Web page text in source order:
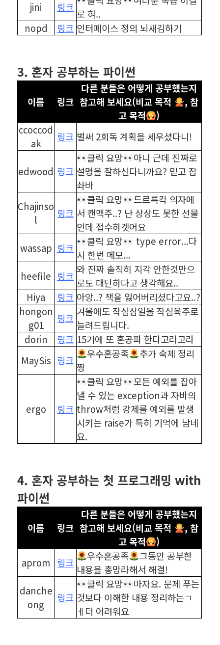
jini 링크
로 혀..
nopd
링크 인터페이스 정의 뇌새김하기
3. 혼자 공부하는 파이썬
이름 링크
다른 분들은 어떻게 공부했는지
참고해 보세요(비교 목적
, 참
고 목적
)
ccoccod
ak
링크 벌써 2회독 계획을 세우셨다니!
edwood 링크
클릭 요망
아니 근데 진짜로
설명을 잘하신다니까요? 믿고 잡
솨바
Chajinso
l
링크
클릭 요망
드르륵칵 의자에
서 캔맥주..? 난 상상도 못한 선물
인데 접수하겟어요
wassap 링크
클릭 요망
type error...다
시 한번 메모...
heefile 링크
와 진짜 솔직히 지각 안한것만으
로도 대단하다고 생각해요..
Hiya
링크 아앙..? 책을 잃어버리셨다고요..?
hongon
g01
링크
겨울에도 작심삼일을 작심육주로
늘려드립니다.
dorin
링크 15기에 또 혼공파 한다고라고라
MaySis 링크
우수혼공족
추가 숙제 정리
짱
ergo 링크
클릭 요망
모든 예외를 잡아
낼 수 있는 exception과 자바의
throw처럼 강제를 예외를 발생
시키는 raise가 특히 기억에 남네
요.
4. 혼자 공부하는 첫 프로그래밍 with
파이썬
이름 링크
다른 분들은 어떻게 공부했는지
참고해 보세요(비교 목적
, 참
고 목적
)
aprom 링크
우수혼공족
그동안 공부한
내용을 총망라해서 해결!
danche
ong
링크
클릭 요망
마자요. 문제 푸는
것보다 이해한 내용 정리하는ㄱ
ㅔ더 어려워요